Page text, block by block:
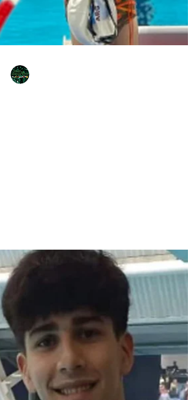
2024
La ceremonia inaugural abre la gran cita
deportiva para los deportes adaptados,
donde el nadador Iñaki Basiloff se presenta
representando...